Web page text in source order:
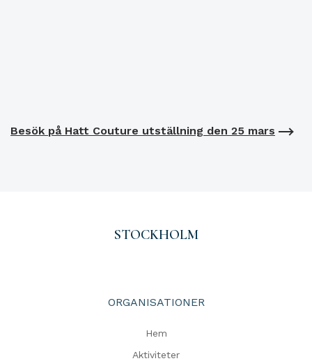
Besök på Hatt Couture utställning den 25 mars
STOCKHOLM
ORGANISATIONER
Hem
Aktiviteter